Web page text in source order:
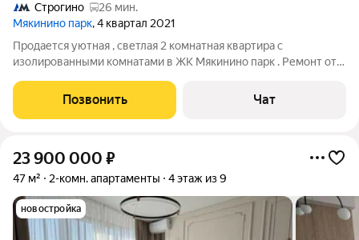
Строгино
26 мин.
Мякинино парк, 4 квартал 2021
Продается уютная , светлая 2 комнатная квартира с
изолированными комнатами в ЖК Мякинино парк . Ремонт от
кухня-гостиная 18.8 кв.м, две комнаты по 11.2 кв.м. Квартира
оборудована всей
Позвонить Чат
23 900 000 ₽
47 м² 2-комн. апартаменты 4 этаж из 9
новостройка